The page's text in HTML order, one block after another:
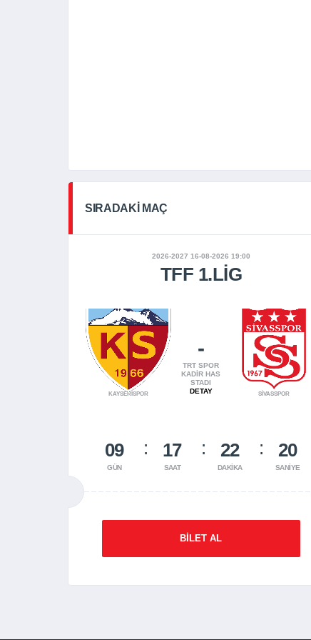
SIRADAKI MAÇ
2026-2027 16-08-2026 19:00
TFF 1.LIG
KAYSERİSPOR
-
TRT SPOR
KADIR HAS
STADI
DETAY
SİVASSPOR
09
GÜN
17
SAAT
22
DAKIKA
20
SANIYE
BILET AL